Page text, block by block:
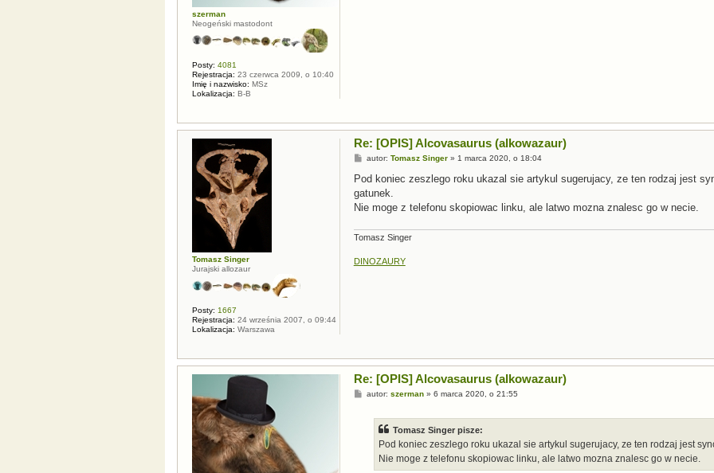
szerman
Neogeński mastodont
Posty: 4081
Rejestracja: 23 czerwca 2009, o 10:40
Imię i nazwisko: MSz
Lokalizacja: B-B
Tomasz Singer
Jurajski allozaur
Posty: 1667
Rejestracja: 24 września 2007, o 09:44
Lokalizacja: Warszawa
Re: [OPIS] Alcovasaurus (alkowazaur)
P
s
autor: Tomasz Singer» 1 marca 2020, o 18:04
Pod koniec zeszlego roku ukazal sie artykul sugerujacy, ze ten rodzaj jest
gatunek.
Nie moge z telefonu skopiowac linku, ale latwo mozna znalesc go w necie.
Tomasz Singer
DINOZAURY
Re: [OPIS] Alcovasaurus (alkowazaur)
Pautor: szerman» 6 marca 2020, o 21:55
Tomasz Singer pisze:
Pod koniec zeszlego roku ukazal sie artykul sugerujacy, ze ten rodzaj jest
Nie moge z telefonu skopiowac linku, ale latwo mozna znalesc go w necie.